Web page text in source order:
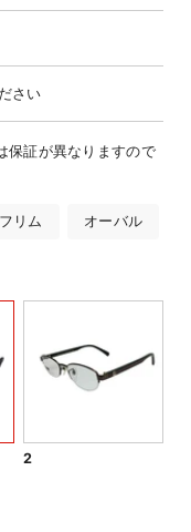
さい
保証が異なりますので
リム オーバル
2